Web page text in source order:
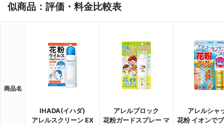
似商品：評価・料金比較表
商品名
IHADA(イハダ)
アレルスクリーン EX
アレルブロック
花粉ガードスプレー マ
アレルシャ
花粉 イオンで